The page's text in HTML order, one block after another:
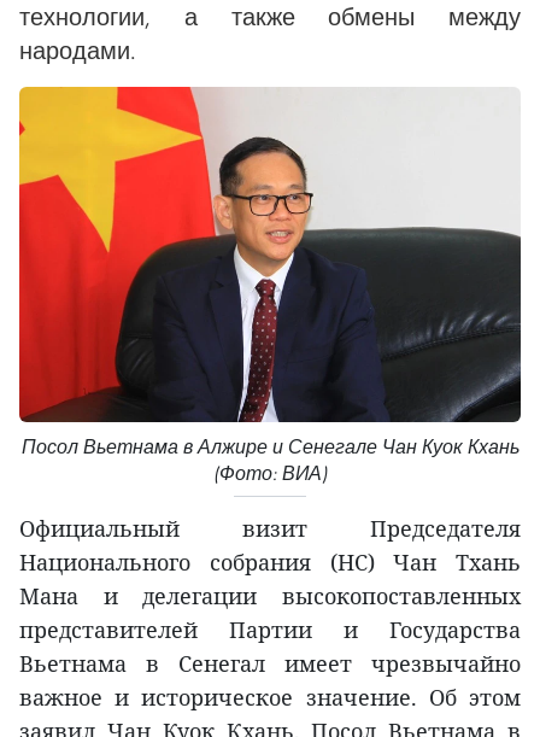
технологии, а также обмены между
народами.
Посол Вьетнама в Алжире и Сенегале Чан Куок Кхань
(Фото: ВИА)
Официальный визит Председателя
Национального собрания (НС) Чан Тхань
Мана и делегации высокопоставленных
представителей Партии и Государства
Вьетнама в Сенегал имеет чрезвычайно
важное и историческое значение. Об этом
заявил Чан Куок Кхань, Посол Вьетнама в